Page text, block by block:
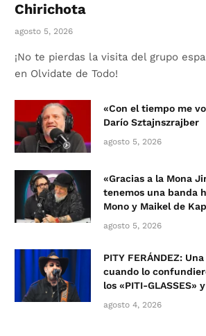
Chirichota
agosto 5, 2026
¡No te pierdas la visita del grupo
en Olvidate de Todo!
«Con el tiempo me
Darío Sztajnszrajber
agosto 5, 2026
«Gracias a la Mona
tenemos una banda
Mono y Maikel de
agosto 5, 2026
PITY FERÁNDEZ:
cuando lo
los «PITI-GLASSES»
agosto 4, 2026